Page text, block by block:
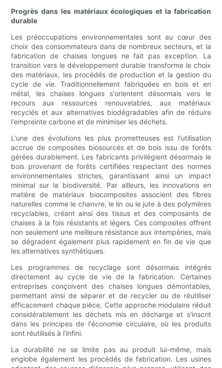
Progrès dans les matériaux écologiques et la fabrication
durable
Les préoccupations environnementales sont au cœur des
choix des consommateurs dans de nombreux secteurs, et la
fabrication de chaises longues ne fait pas exception. La
transition vers le développement durable transforme le choix
des matériaux, les procédés de production et la gestion du
cycle de vie. Traditionnellement fabriquées en bois et en
métal, les chaises longues s'orientent désormais vers le
recours aux ressources renouvelables, aux matériaux
recyclés et aux alternatives biodégradables afin de réduire
l'empreinte carbone et de minimiser les déchets.
L'une des évolutions les plus prometteuses est l'utilisation
accrue de composites biosourcés et de bois issu de forêts
gérées durablement. Les fabricants privilégient désormais le
bois provenant de forêts certifiées respectant des normes
environnementales strictes, garantissant ainsi un impact
minimal sur la biodiversité. Par ailleurs, les innovations en
matière de matériaux biocomposites associent des fibres
naturelles comme le chanvre, le lin ou le jute à des polymères
recyclables, créant ainsi des tissus et des composants de
chaises à la fois résistants et légers. Ces composites offrent
non seulement une meilleure résistance aux intempéries, mais
se dégradent également plus rapidement en fin de vie que
les alternatives synthétiques.
Les programmes de recyclage sont désormais intégrés
directement au cycle de vie de la fabrication. Certaines
entreprises conçoivent des chaises longues démontables,
permettant ainsi de séparer et de recycler ou de réutiliser
efficacement chaque pièce. Cette approche modulaire réduit
considérablement les déchets mis en décharge et s'inscrit
dans les principes de l'économie circulaire, où les produits
sont réutilisés à l'infini.
La durabilité ne se limite pas au produit lui-même, mais
englobe également les procédés de fabrication. Les usines